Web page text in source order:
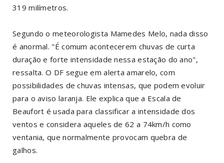
319 milímetros.
Segundo o meteorologista Mamedes Melo, nada disso
é anormal. "É comum acontecerem chuvas de curta
duração e forte intensidade nessa estação do ano",
ressalta. O DF segue em alerta amarelo, com
possibilidades de chuvas intensas, que podem evoluir
para o aviso laranja. Ele explica que a Escala de
Beaufort é usada para classificar a intensidade dos
ventos e considera aqueles de 62 a 74km/h como
ventania, que normalmente provocam quebra de
galhos.